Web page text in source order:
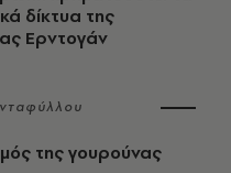
δίκτυα της
Ερντογάν
της γουρούνας